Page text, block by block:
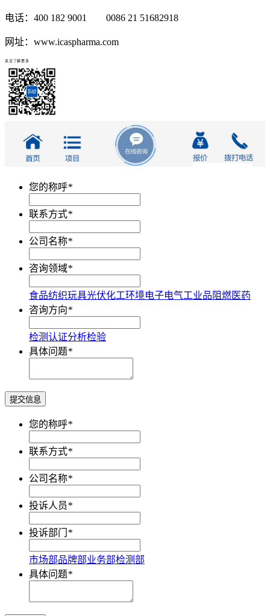
电话：400 182 9001 0086 21 51682918
网址：www.icaspharma.com
关注了解更多
您的称呼*
联系方式*
公司名称*
咨询领域*
食品纺织玩具光伏化工环境电子电气工业品 阻燃医药
咨询方向*
检测认证分析检验
具体问题*
提交信息
您的称呼*
联系方式*
公司名称*
投诉人员*
投诉部门 *
市场部品牌部业务部检测部
具体问题*